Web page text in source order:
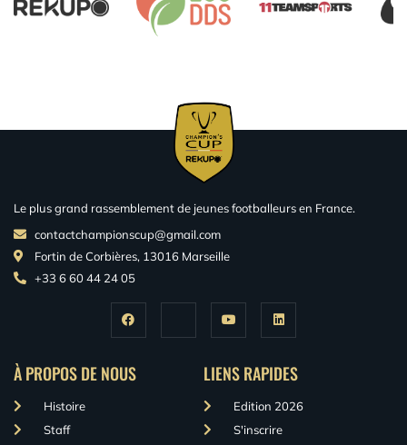
Le plus grand rassemblement de jeunes footballeurs en France.
contactchampionscup@gmail.com
Fortin de Corbières, 13016 Marseille
+33 6 60 44 24 05
À PROPOS DE NOUS
Histoire
Staff
LIENS RAPIDES
Edition 2026
S'inscrire